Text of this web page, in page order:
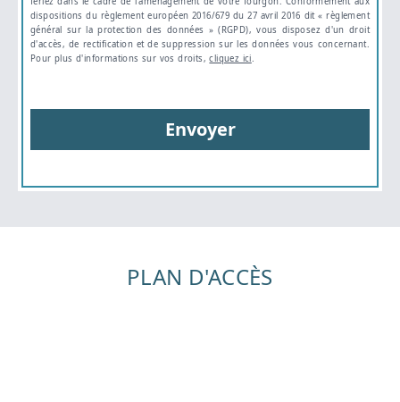
dispositions du règlement européen 2016/679 du 27 avril 2016 dit « règlement
général sur la protection des données » (RGPD), vous disposez d'un droit
d'accès, de rectification et de suppression sur les données vous concernant.
Pour plus d'informations sur vos droits,cliquez ici
Envoyer
PLAN D'ACCÈS